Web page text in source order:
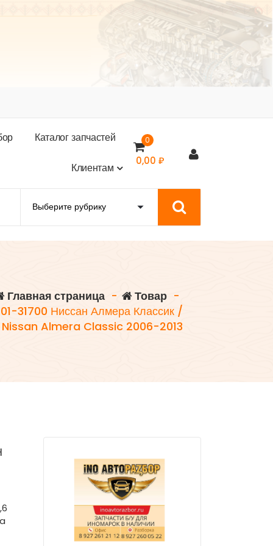
ор Каталогзапчастей
Клиентам
0
0,00 ₽
Главная страница - Товар -
31700 Ниссан Алмера Классик /
Nissan Almera Classic 2006-2013